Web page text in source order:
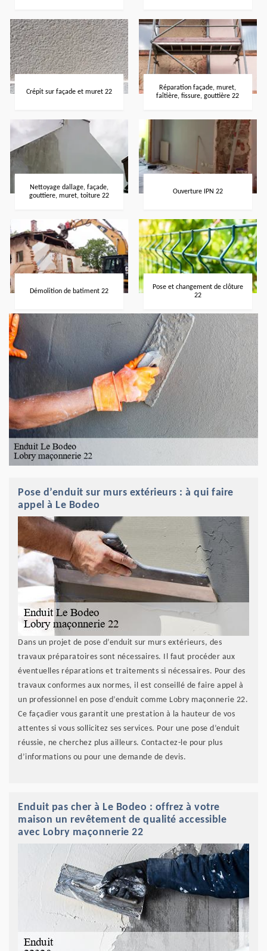
Crépit sur façade et muret 22
Réparation façade, muret,
faîtière, fissure, gouttière 22
Nettoyage dallage, façade,
gouttiere, muret, toiture 22
Ouverture IPN 22
Démolition de batiment 22
Pose et changement de clôture
22
Pose d’enduit sur murs extérieurs : à qui faire
appel à Le Bodeo
Dans un projet de pose d’enduit sur murs extérieurs, des
travaux préparatoires sont nécessaires. Il faut procéder aux
éventuelles réparations et traitements si nécessaires. Pour des
travaux conformes aux normes, il est conseillé de faire appel à
un professionnel en pose d’enduit comme Lobry maçonnerie 22.
Ce façadier vous garantit une prestation à la hauteur de vos
attentes si vous sollicitez ses services. Pour une pose d’enduit
réussie, ne cherchez plus ailleurs. Contactez-le pour plus
d’informations ou pour une demande de devis.
Enduit pas cher à Le Bodeo : offrez à votre
maison un revêtement de qualité accessible
avec Lobry maçonnerie 22